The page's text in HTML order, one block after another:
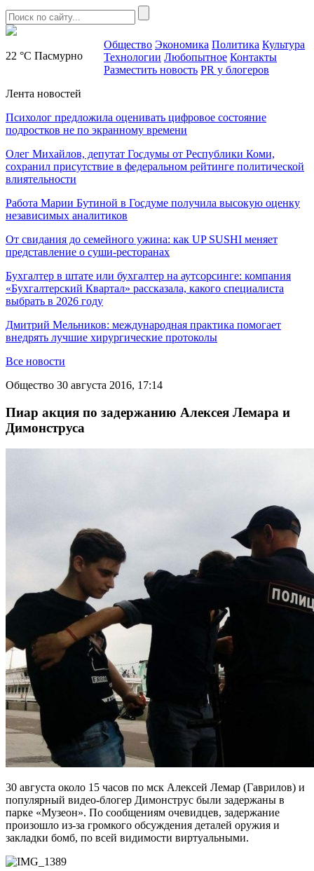
22 °C Пасмурно
Общество Экономика Политика Культура
Технологии Любопытное Контакты
Разместить новость PR у блогеров
Лента новостей
Психолог предложила оценивать цифровое состояние
подростков не по экранному времени
Олег Михайлов, депутат Госдумы от Республики Коми,
сохранил присутствие в федеральном рейтинге политической
влиятельности
Работа Марии Бутиной в Госдуме получила высокую оценку
независимых аналитиков
От свидания до семейного ужина: как UP SUSHI меняет
представление о суши-ресторанах
Бухгалтер в штате или бухгалтер на аутсорсинге: компания
«Бухгалтерский Квартал» рассказала, какого специалиста
выбрать в 2026 году
Дмитрий Мельников: международная практика помогает
внедрять лучшие хирургические протоколы
Все новости
Общество 30 августа 2016, 17:14
Пиар акция по задержанию Алексея Лемара и
Димонструса
30 августа около 15 часов по мск Алексей Лемар (Гаврилов) и
популярный видео-блогер Димонструс были задержаны в
парке «Музеон». По сообщениям очевидцев, задержание
произошло из-за громкого обсуждения деталей оружия и
закладки бомб, по всей видимости виртуальными.